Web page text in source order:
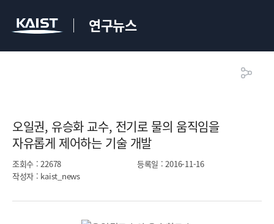
연구뉴스
오일권, 유승화 교수, 전기로 물의 움직임을
자유롭게 제어하는 기술 개발​
조회수 : 22678 등록일 : 2016-11-16
작성자 : kaist_news